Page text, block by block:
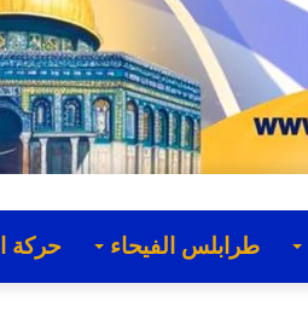
طرابلس الفيحاء حركة